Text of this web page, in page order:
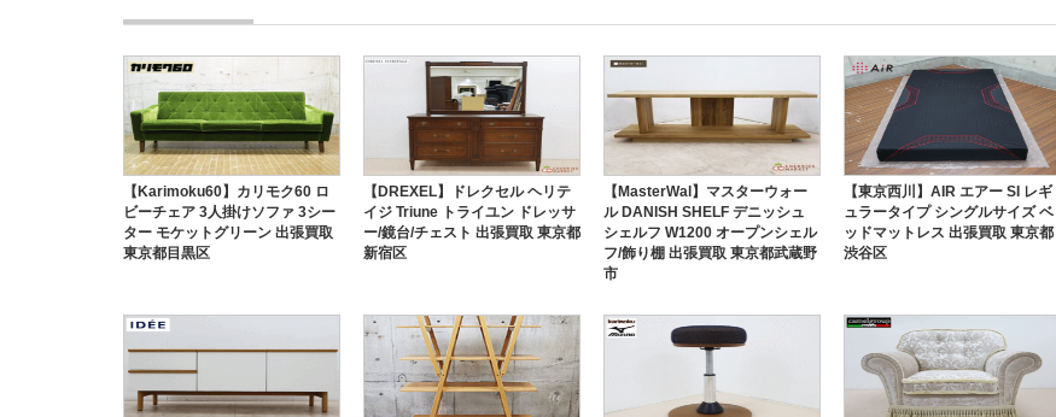
【Karimoku60】カリモク60 ロ
ビーチェア 3人掛けソファ 3シー
ター モケットグリーン 出張買取
東京都目黒区
【DREXEL】ドレクセル ヘリテ
イジ Triune トライユン ドレッサ
ー/鏡台/チェスト 出張買取 東京都
新宿区
【MasterWal】マスターウォー
ル DANISH SHELF デニッシュ
シェルフ W1200 オープンシェル
フ/飾り棚 出張買取 東京都武蔵野
市
【東京西川】AIR エアー SI レギ
ュラータイプ シングルサイズ ベ
ッドマットレス 出張買取 東京都
渋谷区